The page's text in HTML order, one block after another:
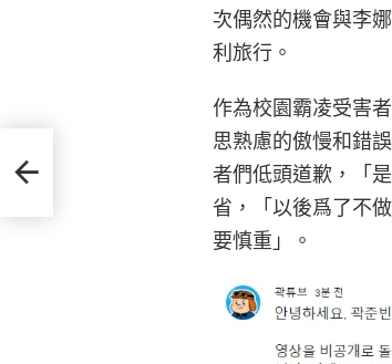
次偶然的機會與李
利旅行。
作為校園霸凌受害
思熟慮的傲慢和錯
者們低頭道歉，「
省，「以後爲了不
要慎重」。
志